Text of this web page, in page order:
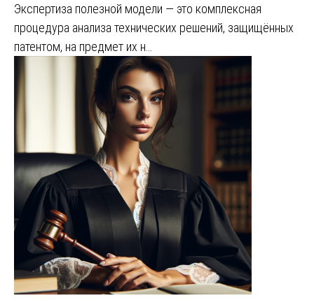
Экспертиза полезной модели — это комплексная
процедура анализа технических решений, защищённых
патентом, на предмет их н…